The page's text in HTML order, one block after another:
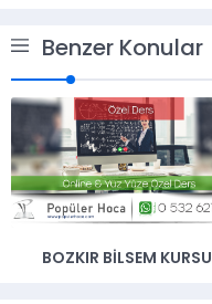
Benzer Konular
BOZKIR BILSEM KURSU